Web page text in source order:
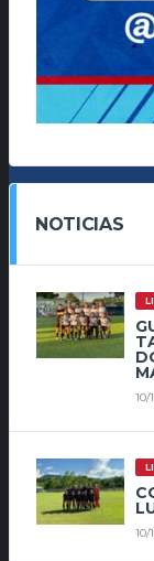
NOTICIAS
10/
10/